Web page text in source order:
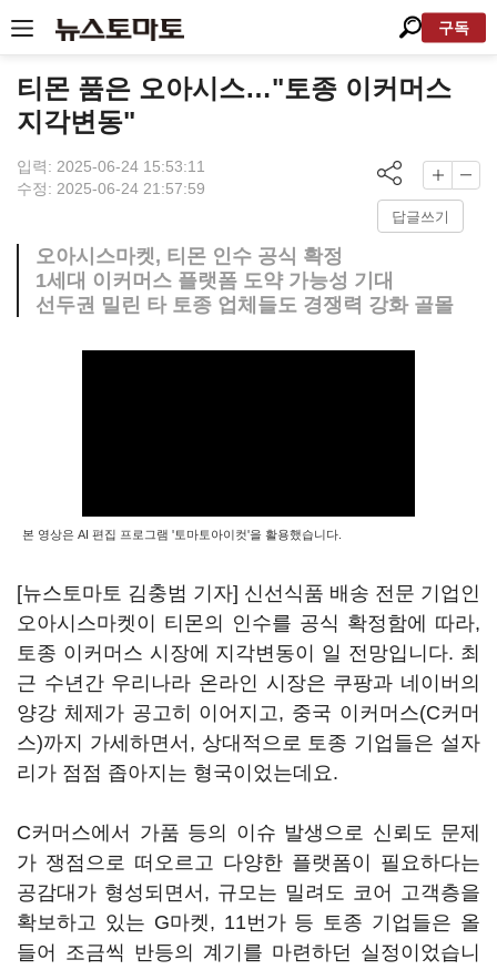
구독
티몬 품은 오아시스…"토종 이커머스
지각변동"
입력: 2025-06-24 15:53:11
수정: 2025-06-24 21:57:59
답글쓰기
오아시스마켓, 티몬 인수 공식 확정
1세대 이커머스 플랫폼 도약 가능성 기대
선두권 밀린 타 토종 업체들도 경쟁력 강화 골몰
본 영상은 AI 편집 프로그램 '토마토아이컷'을 활용했습니다.
[뉴스토마토 김충범 기자] 신선식품 배송 전문 기업인
오아시스마켓이 티몬의 인수를 공식 확정함에 따라,
토종 이커머스 시장에 지각변동이 일 전망입니다. 최
근 수년간 우리나라 온라인 시장은 쿠팡과 네이버의
양강 체제가 공고히 이어지고, 중국 이커머스(C커머
스)까지 가세하면서, 상대적으로 토종 기업들은 설자
리가 점점 좁아지는 형국이었는데요.
C커머스에서 가품 등의 이슈 발생으로 신뢰도 문제
가 쟁점으로 떠오르고 다양한 플랫폼이 필요하다는
공감대가 형성되면서, 규모는 밀려도 코어 고객층을
확보하고 있는 G마켓, 11번가 등 토종 기업들은 올
들어 조금씩 반등의 계기를 마련하던 실정이었습니